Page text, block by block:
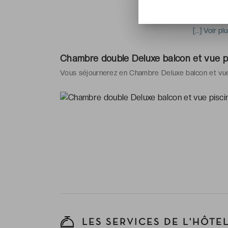
écran
de réveil
[...] Voir
Chambre double Deluxe balcon et vue
Vous séjournerez en Chambre Deluxe balcon et
LES SERVICES DE L'HÔTEL